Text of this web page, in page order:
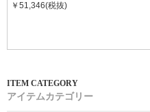
￥51,346(税抜)
アイテムカテゴリー